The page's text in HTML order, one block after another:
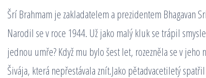
Šrí Brahmam je zakladatelem a prezidentem Bhagavan
Narodil se v roce 1944. Už jako malý kluk se trápil
jednou umře? Když mu bylo šest let, rozezněla se v
Šivája, která nepřestávala znít.Jako pětadvacetiletý